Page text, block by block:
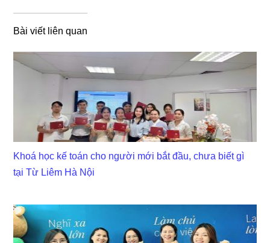
Bài viết liên quan
Khoá học kế toán cho người mới bắt đầu, chưa biết gì
tại Từ Liêm Hà Nội